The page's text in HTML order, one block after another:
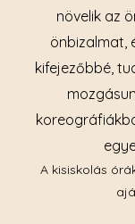
növelik az
önbizalmat,
kifejezőbbé,
A kisiskolás